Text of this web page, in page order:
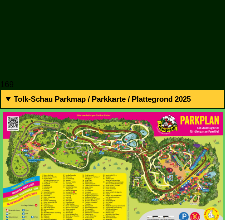
169
Tolk-Schau Parkmap / Parkkarte / Plattegrond 2025